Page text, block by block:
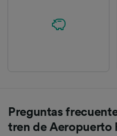
Preguntas
tren de Aeropuerto